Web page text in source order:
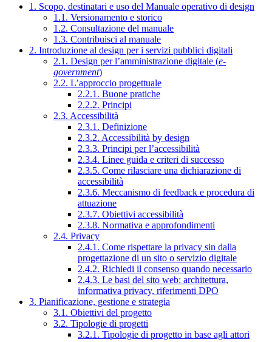
1. Scopo, destinatari e uso del Manuale operativo di design
1.1. Versionamento e storico
1.2. Consultazione del manuale
1.3. Contribuisci al manuale
2. Introduzione al design per i servizi pubblici digitali
2.1. Design per l’amministrazione digitale (e-
government)
2.2. L’approccio progettuale
2.2.1. Buone pratiche
2.2.2. Principi
2.3. Accessibilità
2.3.1. Definizione
2.3.2. Accessibilità by design
2.3.3. Principi per l’accessibilità
2.3.4. Linee guida e criteri di successo
2.3.5. Come rilasciare una dichiarazione di
accessibilità
2.3.6. Meccanismo di feedback e procedura di
attuazione
2.3.7. Obiettivi accessibilità
2.3.8. Normativa e approfondimenti
2.4. Privacy
2.4.1. Come rispettare la privacy sin dalla
progettazione di un sito o servizio digitale
2.4.2. Richiedi il consenso quando necessario
2.4.3. Le basi del sito web: architettura,
informativa privacy, riferimenti DPO
3. Pianificazione, gestione e strategia
3.1. Obiettivi del progetto
3.2. Tipologie di progetti
3.2.1. Tipologie di progetto in base agli attori